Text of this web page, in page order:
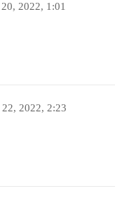
2022, 1:01
2022, 2:23